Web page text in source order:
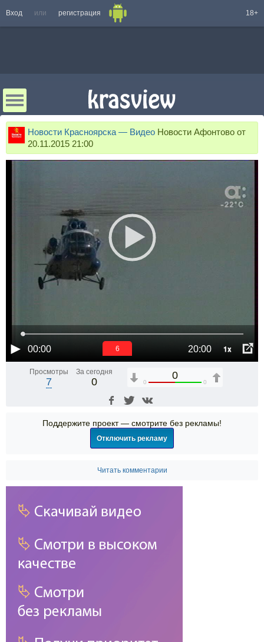
Вход или регистрация 18+
Новости Красноярска — Видео Новости Афонтово от
20.11.2015 21:00
00:00 20:00 1x
6
Просмотры
7
За сегодня
0
0
0 0
Поддержите проект — смотрите без рекламы!
Отключить рекламу
Читать комментарии